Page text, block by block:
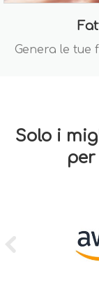
Genera le tue
Solo i